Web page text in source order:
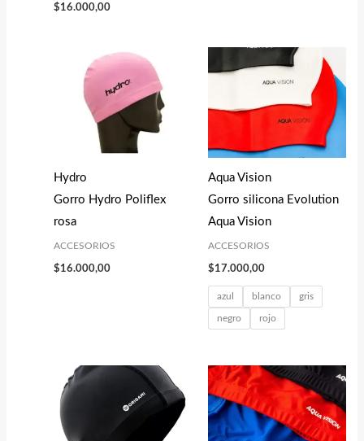
$16.000,00
Hydro
Gorro Hydro Poliflex
rosa
ACCESORIOS
$16.000,00
Aqua Vision
Gorro silicona Evolution
Aqua Vision
ACCESORIOS
$17.000,00
azul blanco gris
negro rojo